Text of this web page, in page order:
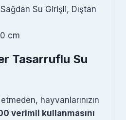
Su Girişli, Dıştan
cm
Tasarruflu Su
hayvanlarınızın
verimli kullanmasını